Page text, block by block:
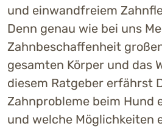
und einwandfreiem
Denn genau wie bei uns
Zahnbeschaffenheit
gesamten Körper und das
diesem Ratgeber erfährst
Zahnprobleme beim Hund
und welche Möglichkeiten